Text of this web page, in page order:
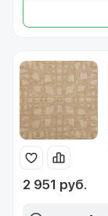
2 951 руб.